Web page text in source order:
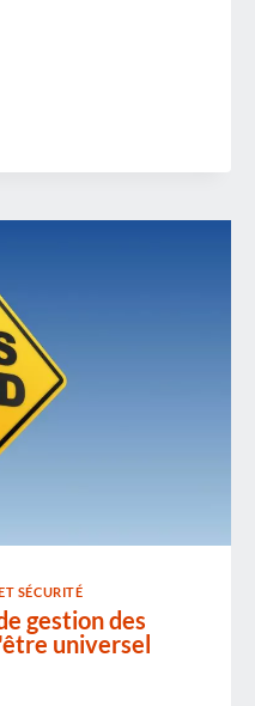
SÉCURITÉ
gestion des
universel